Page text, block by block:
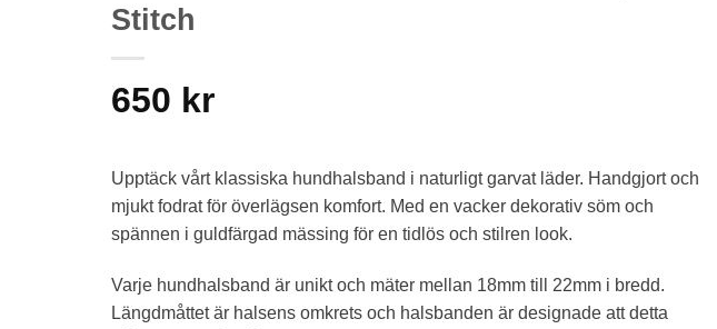
Stitch
650 kr
Upptäck vårt klassiska hundhalsband i naturligt garvat läder. Handgjort och
mjukt fodrat för överlägsen komfort. Med en vacker dekorativ söm och
spännen i guldfärgad mässing för en tidlös och stilren look.
Varje hundhalsband är unikt och mäter mellan 18mm till 22mm i bredd.
Längdmåttet är halsens omkrets och halsbanden är designade att detta